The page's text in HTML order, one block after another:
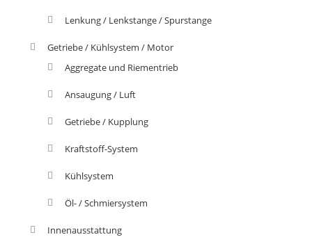
Lenkung / Lenkstange / Spurstange
Getriebe / Kühlsystem / Motor
Aggregate und Riementrieb
Ansaugung / Luft
Getriebe / Kupplung
Kraftstoff-System
Kühlsystem
Öl- / Schmiersystem
Innenausstattung